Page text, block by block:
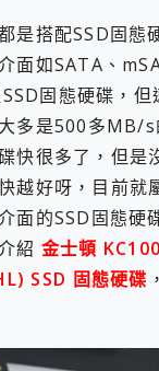
您的專屬AI 助手 Yoga Slim 7 Aura Edition 觸控AI筆電 開箱 評測
realme 14 Pro 超硬軍規、冰感變色實測，realme 14 5G 遊戲戰鬥值爆表，效能x娛樂全都要！
iPhone、Apple Watch、AirPods耳機 三個設備充電一起搞定 ONPRO MagReact™ M3 3 in 1可攜摺疊無線充電器 開箱 評測
動靜皆宜「HUAWEI FreeArc」開放式耳掛耳機，無感配戴! 超穩超服貼，音質、通話也很優質
好玩好拍 vivo V50 ~ 口袋裡的 Zeiss 潮流攝影棚!
給 MSI Claw 系列電競掌機 最完美的家 MSI Nest Docking Station 掌機專屬擴充底座 開箱 評測
B&O 精品級音響! Home+ 中嘉寬頻 SoundBox 劇院串流盒 開箱 評測
2億 APO蔡司長焦神機降臨~ vivo X200 Pro、vivo X200 就是這麼好拍
EaseUS Vocal Remover 免費線上去聲器一鍵去除人聲 人聲 音樂分離 2024 消除人聲推薦
3 個超值 MHN 飛人工具分享~~ iToolab AnyGo 魔物獵人 Now飛人 ios教學 不出門也可以到處走
Locawhere AnyTo 寶可夢飛人 AnyTo 不出門也可以飛遍全世界
是搭配SSD固態
面如SATA、
固態硬碟，但
多是500多MB/
快很多了，但是
越好呀，目前就
面的SSD固態硬
紹 金士頓
SSD 固態硬碟